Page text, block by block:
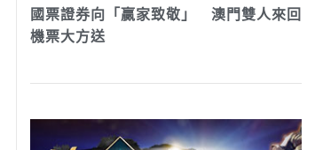
國票證券向「贏家致敬」 澳門雙人來回
機票大方送